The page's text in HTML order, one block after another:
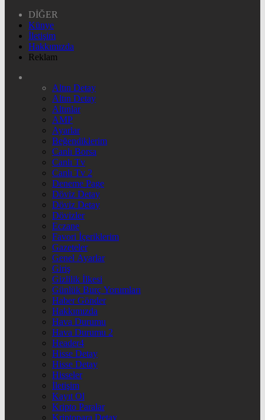
DİĞER
Künye
İletişim
Hakkımızda
Reklam
Altın Detay
Altın Detay
Altınlar
AMP
Ayarlar
Beğendiklerim
Canlı Borsa
Canlı Tv
Canlı Tv 2
Deneme Page
Döviz Detay
Döviz Detay
Dövizler
Eczane
Favori İçeriklerim
Gazeteler
Genel Ayarlar
Giriş
Gizlilik İlkesi
Günlük Burç Yorumları
Haber Gönder
Hakkımızda
Hava Durumu
Hava Durumu 2
Header4
Hisse Detay
Hisse Detay
Hisseler
İletişim
Kayıt Ol
Kripto Paralar
Kriptopara Detay